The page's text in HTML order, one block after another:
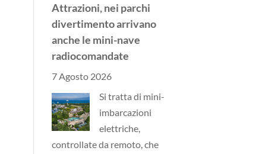
Attrazioni, nei parchi
divertimento arrivano
anche le mini-nave
radiocomandate
7 Agosto 2026
Si tratta di mini-
imbarcazioni
elettriche,
controllate da remoto, che